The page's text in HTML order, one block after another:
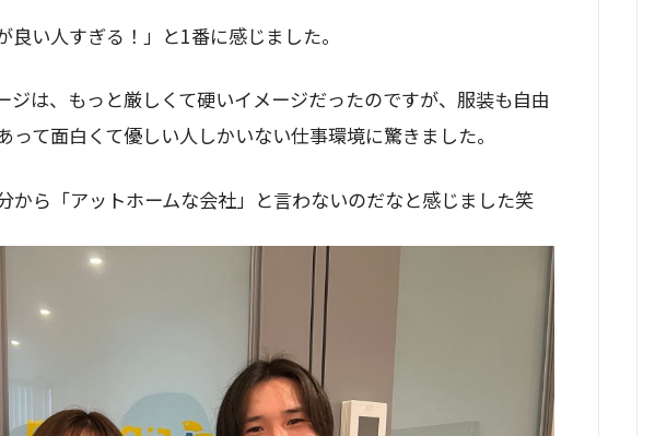
良い人すぎる！」と1番に感じました。
ジは、もっと厳しくて硬いイメージだったのですが、服装も自由
って面白くて優しい人しかいない仕事環境に驚きました。
から「アットホームな会社」と言わないのだなと感じました笑